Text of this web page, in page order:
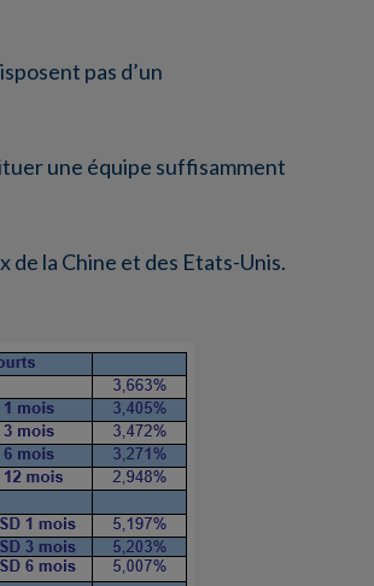
pas d’un
une équipe suffisamment
de la Chine et des Etats-Unis.